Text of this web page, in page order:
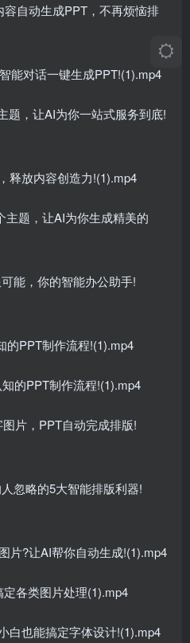
自动生成PPT，不再烦恼排
能对话一键生成PPT!(1).mp4
题，让AI为你一站式服务到底!
释放内容创造力!(1).mp4
题，让AI为你生成精美的
能，你的智能办公助手!
的PPT制作流程!(1).mp4
的PPT制作流程!(1).mp4
片，PPT自动完成排版!
忽略的5大智能排版利器!
片?让AI帮你自动生成!(1).mp4
各类图片处理(1).mp4
白也能搞定字体设计!(1).mp4